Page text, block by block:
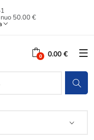
50.00 €
0.00 €